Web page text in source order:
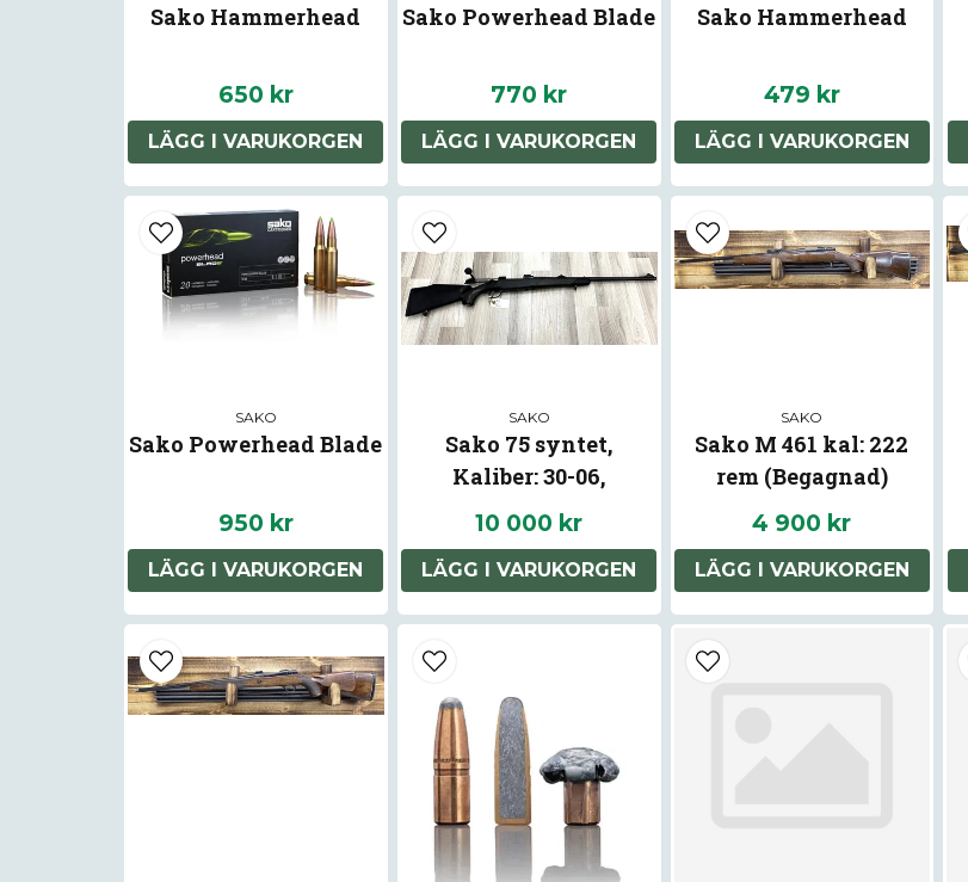
Sako Hammerhead
650 kr
LÄGG I VARUKORGEN
Sako Powerhead Blade
770 kr
LÄGG I VARUKORGEN
Sako Hammerhead
479 kr
LÄGG I VARUKORGEN
SAKO
Sako Powerhead Blade
950 kr
LÄGG I VARUKORGEN
SAKO
Sako 75 syntet,
Kaliber: 30-06,
Begagnad
10 000 kr
LÄGG I VARUKORGEN
SAKO
Sako M 461 kal: 222
rem (Begagnad)
4 900 kr
LÄGG I VARUKORGEN